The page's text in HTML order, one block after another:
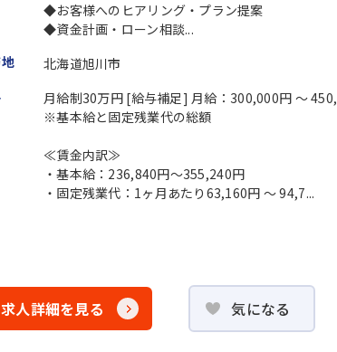
◆お客様へのヒアリング・プラン提案
◆資金計画・ローン相談...
北海道旭川市
月給制30万円 [給与補足] 月給：300,000円 ～
※基本給と固定残業代の総額
≪賃金内訳≫
・基本給：236,840円～355,240円
・固定残業代：1ヶ月あたり63,160円 ～ 94,7...
求人詳細を見る 気になる